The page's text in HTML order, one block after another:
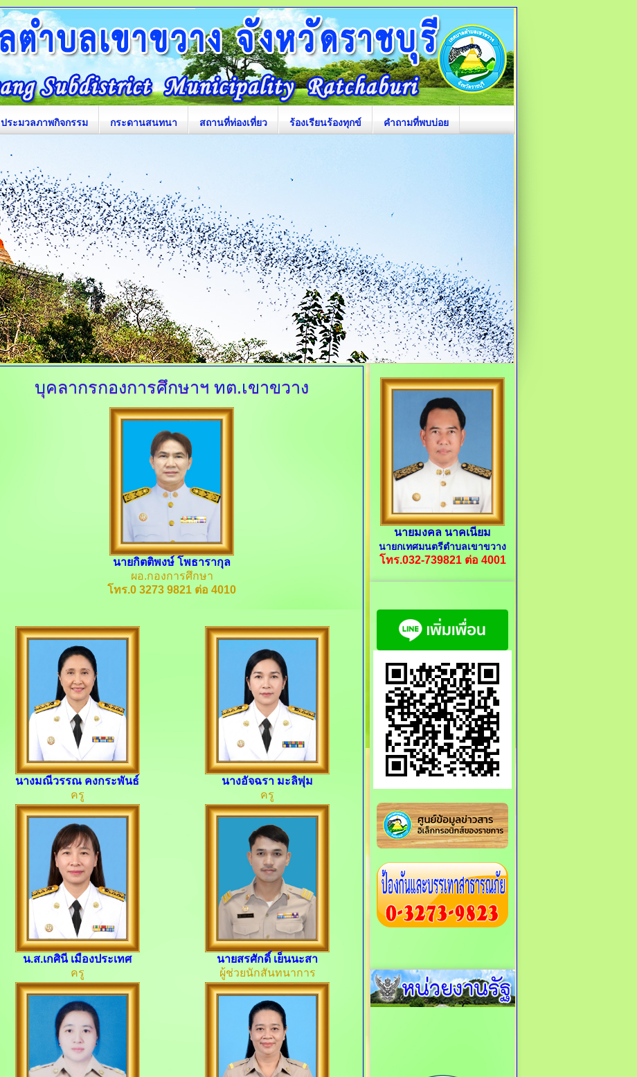
ประมวลภาพกิจกรรม กระดานสนทนา สถานที่ท่องเที่ยว ร้องเรียนร้องทุกข์ คำถามที่พบบ่อย
บุคลากรกองการศึกษาฯ ทต.เขาขวาง
นายกิตติพงษ์ โพธารากุล
ผอ.กองการศึกษา
โทร.0 3273 9821 ต่อ 4010
นางมณีวรรณ คงกระพันธ์
ครู
นางอัจฉรา มะลิพุ่ม
ครู
น.ส.เกศินี เมืองประเทศ
ครู
นายสรศักดิ์ เย็นนะสา
ผู้ช่วยนักสันทนาการ
นายมงคล นาคเนียม
นายกเทศมนตรีตำบลเขาขวาง
โทร.032-739821 ต่อ 4001